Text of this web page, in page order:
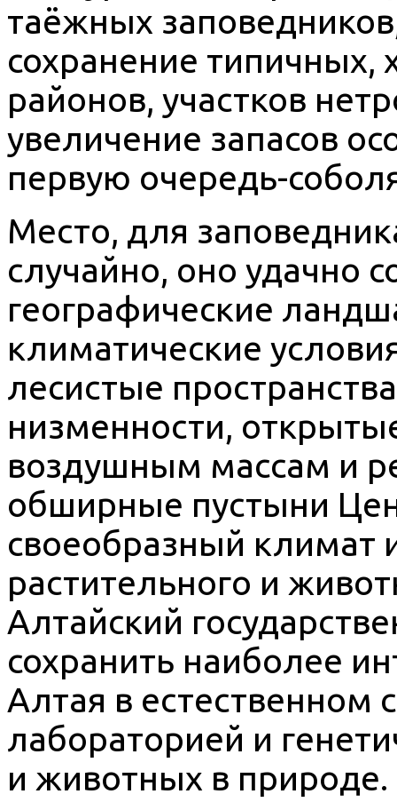
таёжных
сохранение типичных,
районов, участков
увеличение запасов
первую очередь-
Место, для
случайно, оно удачно
географические
климатические
лесистые
низменности,
воздушным массам и
обширные пустыни
своеобразный климат
растительного и
Алтайский
сохранить наиболее
Алтая в естественном
лабораторией и
и животных в природе.